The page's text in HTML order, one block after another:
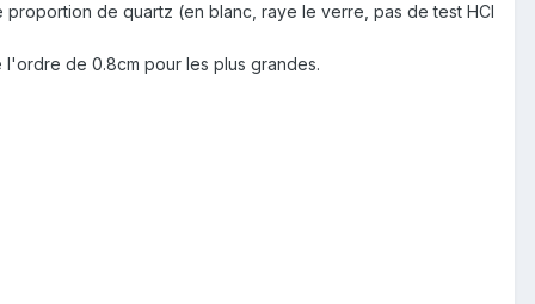
de quartz (en blanc, raye le verre, pas de test HCl
l'ordre de 0.8cm pour les plus grandes.